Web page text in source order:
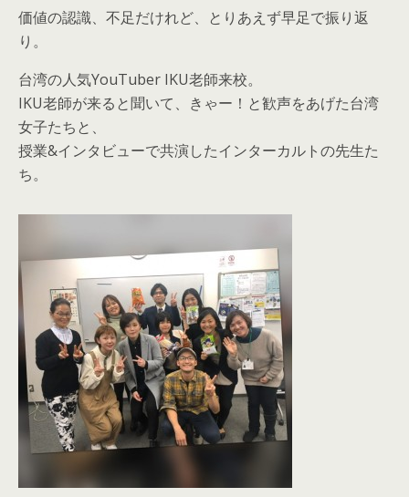
価値の認識、不足だけれど、とりあえず早足で振り返
り。
台湾の人気YouTuber IKU老師来校。
IKU老師が来ると聞いて、きゃー！と歓声をあげた台湾
女子たちと、
授業&インタビューで共演したインターカルトの先生た
ち。